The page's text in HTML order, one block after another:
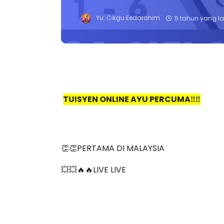
Yu. Cikgu Eedarahim 5 tahun yang
TUISYEN ONLINE AYU PERCUMA‼️‼️
👏👏PERTAMA DI MALAYSIA
💥💥🔥🔥LIVE LIVE